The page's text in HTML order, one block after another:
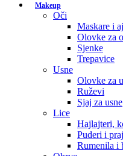
Makeup
Oči
Maskare i
Olovke za
Sjenke
Trepavice
Usne
Olovke za
Ruževi
Sjaj za usne
Lice
Hajlajteri,
Puderi i
Rumenila i